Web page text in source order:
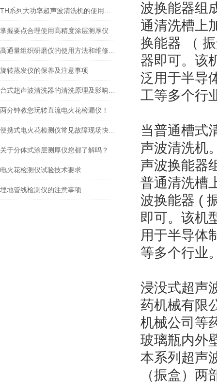
掌握要点合理使用高精度涂层测厚仪
旋转蒸发仪的保养及注意事项
两分钟教您玩转直流电火花检漏仪！
关于分体式涂层测厚仪您都了解吗？
电火花检测仪试验技术要求
埋地管线检测仪的注意事项
波换能器组
通清洗槽上
换能器 （
器即可。该
泛用于半导
工等多个行
当普通槽式
声波清洗机
声波换能器
普通清洗槽
波换能器 (
即可。该机
用于半导体
等多个行业
浸没式超声
药机械有限
机械公司等
玻璃瓶内外
本系列超声
（振盒）